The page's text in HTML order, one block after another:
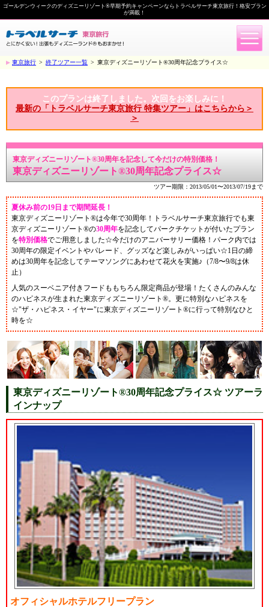
ゴールデンウィークのディズニーリゾート®早期予約キャンペーンならトラベルサーチ東京旅行！格安プラン
が満載！
東京旅行 > 終了ツアー一覧 > 東京ディズニーリゾート®30周年記念プライス☆
このプランは終了しました。次回をお楽しみに！
最新の「トラベルサーチ東京旅行 特集ツアー」はこちらから＞
＞
東京ディズニーリゾート®30周年を記念して今だけの特別価格！
東京ディズニーリゾート®30周年記念プライス☆
ツアー期限：2013/05/01〜2013/07/19まで
夏休み前の19日まで期間延長！
東京ディズニーリゾート®は今年で30周年！トラベルサーチ東京旅行でも東
京ディズニーリゾート®の30周年を記念してパークチケットが付いたプラン
を特別価格でご用意しました☆今だけのアニバーサリー価格！パーク内では
30周年の限定イベントやパレード、グッズなど楽しみがいっぱい☆1日の締
めは30周年を記念してテーマソングにあわせて花火を実施♪（7/8〜9/8は休
止）
人気のスーベニア付きフードももちろん限定商品が登場！たくさんのみんな
のハピネスが生まれた東京ディズニーリゾート®。更に特別なハピネスを
☆"ザ・ハピネス・イヤー"に東京ディズニーリゾート®に行って特別なひと
時を☆
東京ディズニーリゾート®30周年記念プライス☆ ツアーラ
インナップ
オフィシャルホテルフリープラン